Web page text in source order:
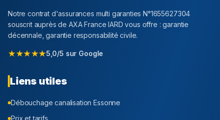
Notre contrat d'assurances multi garanties N°1655627304
souscrit auprès de AXA France IARD vous offre : garantie
décennale, garantie responsabilité civile.
★★★★★5,0/5 sur Google
Liens utiles
Débouchage canalisationEssonne
Prix et tarifs